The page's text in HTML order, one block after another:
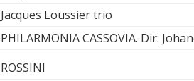
Jacques Loussier trio
PHILARMONIA CASSOVIA. Dir:
ROSSINI